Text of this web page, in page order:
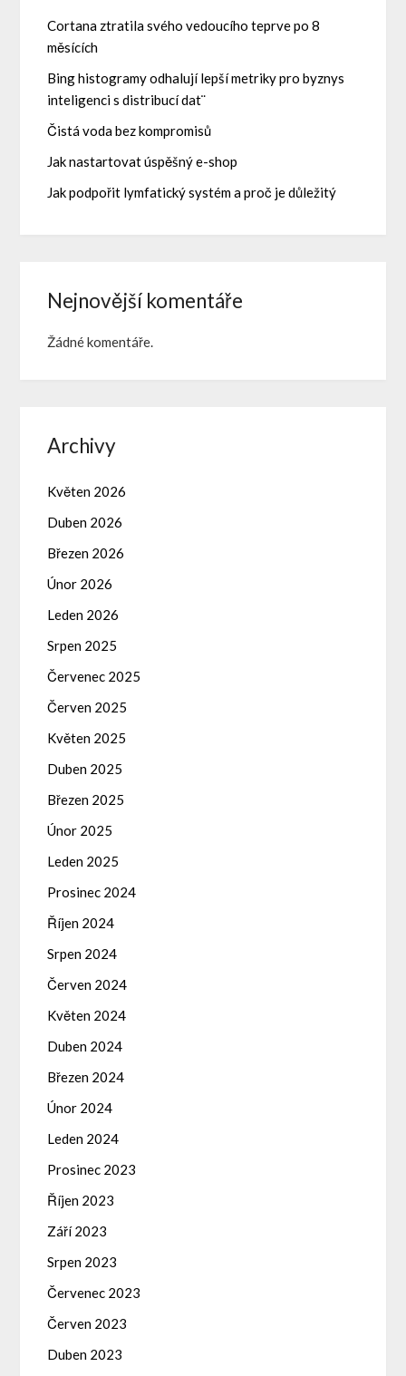
Cortana ztratila svého vedoucího teprve po 8
měsících
Bing histogramy odhalují lepší metriky pro byznys
inteligenci s distribucí dat¨
Čistá voda bez kompromisů
Jak nastartovat úspěšný e-shop
Jak podpořit lymfatický systém a proč je důležitý
Nejnovější komentáře
Žádné komentáře.
Archivy
Květen 2026
Duben 2026
Březen 2026
Únor 2026
Leden 2026
Srpen 2025
Červenec 2025
Červen 2025
Květen 2025
Duben 2025
Březen 2025
Únor 2025
Leden 2025
Prosinec 2024
Říjen 2024
Srpen 2024
Červen 2024
Květen 2024
Duben 2024
Březen 2024
Únor 2024
Leden 2024
Prosinec 2023
Říjen 2023
Září 2023
Srpen 2023
Červenec 2023
Červen 2023
Duben 2023